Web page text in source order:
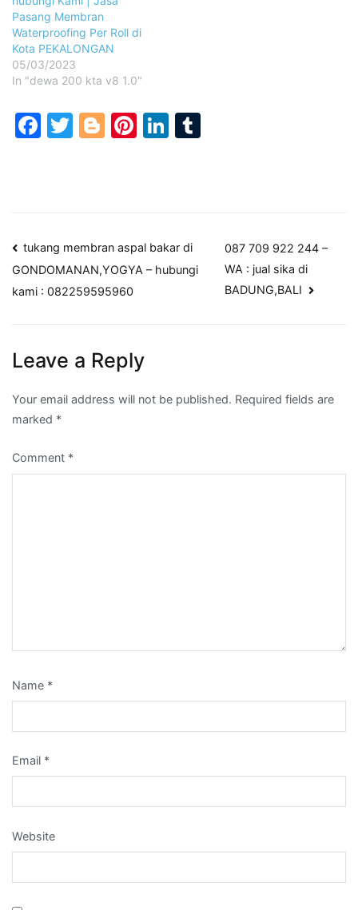
Pasang Membran
Waterproofing Per Roll di
Kota PEKALONGAN
05/03/2023
In "dewa 200 kta v8 1.0"
Facebook
Twitter
Blogger
Pinterest
LinkedIn
Post
navigation
tukang membran aspal bakar di
GONDOMANAN,YOGYA – hubungi
kami : 082259595960
087 709 922 244 –
WA : jual sika di
BADUNG,BALI
Leave a Reply
Your email address will not be published. Required fields are
marked *
Comment *
Name *
Email *
Website